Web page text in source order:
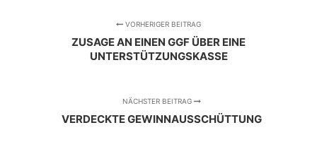
VORHERIGER BEITRAG
ZUSAGE AN EINEN GGF ÜBER EINE
UNTERSTÜTZUNGSKASSE
NÄCHSTER BEITRAG
VERDECKTE GEWINNAUSSCHÜTTUNG